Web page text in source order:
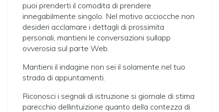
puoi prenderti il comodita di prendere
innegabilmente singolo. Nel motivo acciocche non
desideri acclamare i dettagli di prossimita
personali, mantieni le conversazioni sullapp
ovverosia sul parte Web.
Mantieni il indagine non sei il solamente nel tuo
strada di appuntamenti.
Riconosci i segnali di istruzione si giornale di stima
parecchio dellintuizione quanto della contezza di